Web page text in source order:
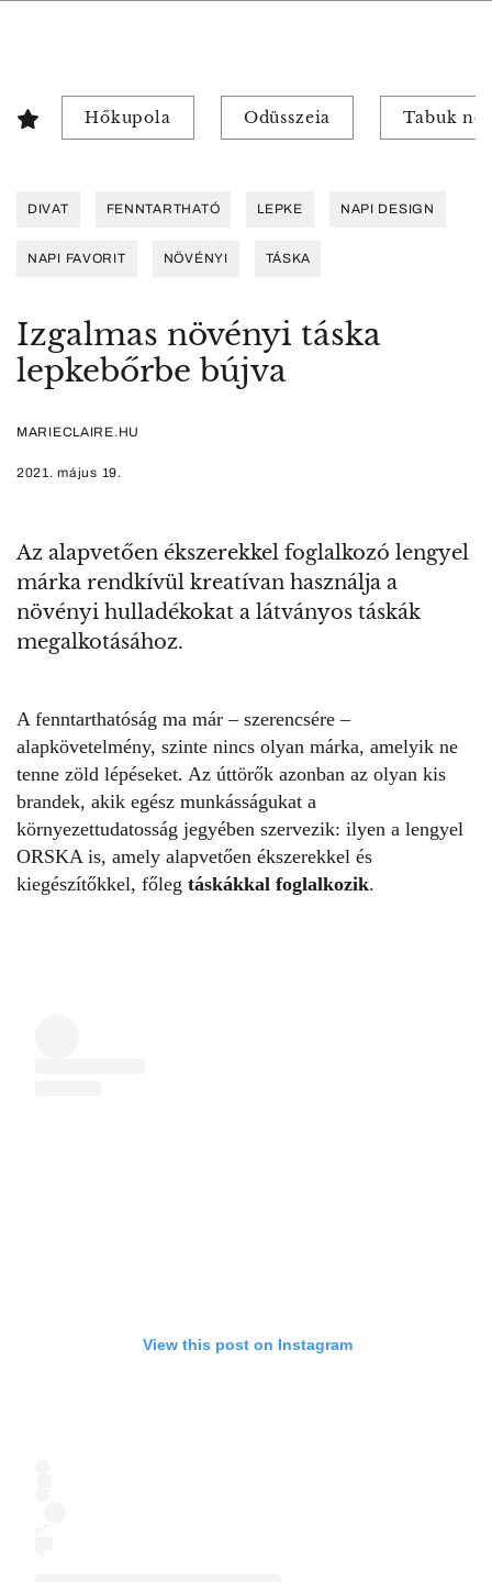
Hőkupola Odüsszeia Tabuk
DIVAT FENNTARTHATÓ LEPKE NAPI DESIGN
NAPI FAVORIT NÖVÉNYI TÁSKA
Izgalmas növényi táska
lepkebőrbe bújva
MARIECLAIRE.HU
2021. május 19.
Az alapvetően ékszerekkel foglalkozó lengyel
márka rendkívül kreatívan használja a
növényi hulladékokat a látványos táskák
megalkotásához.
A fenntarthatóság ma már – szerencsére –
alapkövetelmény, szinte nincs olyan márka, amelyik ne
tenne zöld lépéseket. Az úttörők azonban az olyan kis
brandek, akik egész munkásságukat a
környezettudatosság jegyében szervezik: ilyen a lengyel
ORSKA is, amely alapvetően ékszerekkel és
kiegészítőkkel, főleg táskákkal foglalkozik.
View this post on Instagram